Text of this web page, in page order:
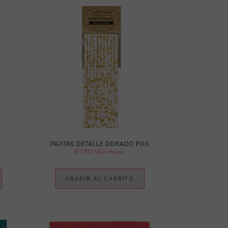
PAJITAS DETALLE DORADO FOIL
€1.90 IVA Incluido
AÑADIR AL CARRITO